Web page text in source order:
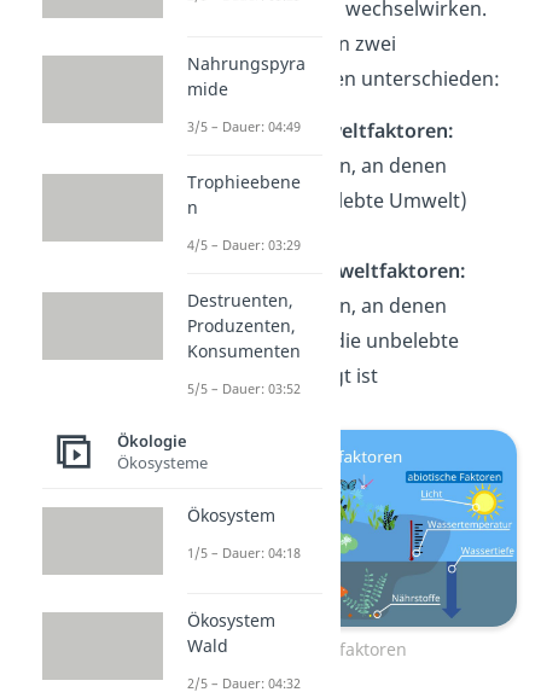
einem anderen Teil wechselwirken.
Du kannst zwischen zwei
verschiedenen Arten unterschieden:
Biotische Umweltfaktoren:
Umweltfaktoren, an denen
Lebewesen (belebte Umwelt)
beteiligt sind
Abiotische Umweltfaktoren:
Umweltfaktoren, an denen
ausschließlich die unbelebte
Umwelt beteiligt ist
Umweltfaktoren
Nahrungspyra
mide
3/5 – Dauer: 04:49
Trophieebene
n
4/5 – Dauer: 03:29
Destruenten,
Produzenten,
Konsumenten
5/5 – Dauer: 03:52
Ökologie
Ökosysteme
Ökosystem
1/5 – Dauer: 04:18
Ökosystem
Wald
2/5 – Dauer: 04:32